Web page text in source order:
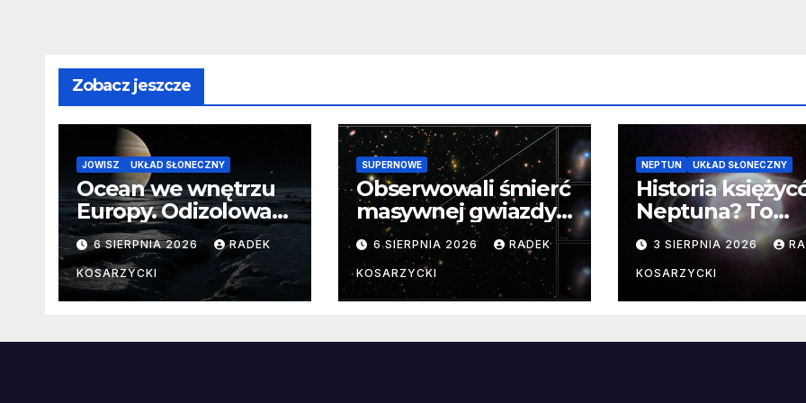
Zobacz jeszcze
JOWISZ UKŁAD SŁONECZNY
Ocean we wnętrzu
Europy. Odizolowani
przez lodową
barierę
6 SIERPNIA 2026 RADEK
KOSARZYCKI
SUPERNOWE
Obserwowali śmierć
masywnej gwiazdy
od samego
początku.
Niezwykle cenne
dane
6 SIERPNIA 2026 RADEK
KOSARZYCKI
NEPTUN UKŁAD SŁONECZNY
Historia
Neptuna? To
skomplikowane
3 SIERPNIA 2026
KOSARZYCKI